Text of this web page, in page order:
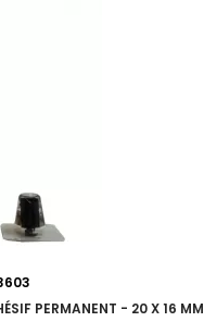
PERMANENT - 20 X 16 MM